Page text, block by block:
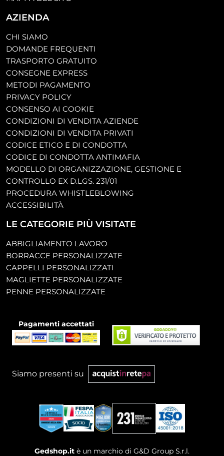
AZIENDA
CHI SIAMO
DOMANDE FREQUENTI
TRASPORTO GRATUITO
CONSEGNE EXPRESS
METODI PAGAMENTO
PRIVACY POLICY
CONSENSO AI COOKIE
CONDIZIONI DI VENDITA AZIENDE
CONDIZIONI DI VENDITA PRIVATI
CODICE ETICO E DI CONDOTTA
CODICE DI CONDOTTA ANTIMAFIA
MODELLO DI ORGANIZZAZIONE, GESTIONE E
CONTROLLO EX D.LGS. 231/01
PROCEDURA WHISTLEBLOWING
ACCESSIBILITÀ
LE CATEGORIE PIÙ VISITATE
ABBIGLIAMENTO LAVORO
BORRACCE PERSONALIZZATE
CAPPELLI PERSONALIZZATI
MAGLIETTE PERSONALIZZATE
PENNE PERSONALIZZATE
Pagamenti accettati
Siamo presenti su
Gedshop.it è un marchio di G&D Group S.r.l.